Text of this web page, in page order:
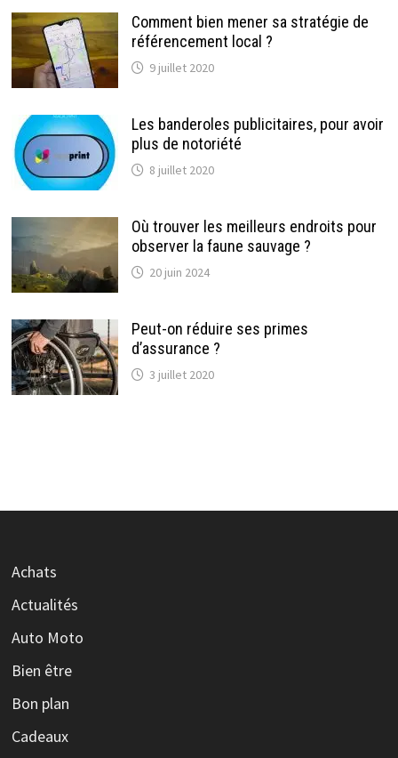
Comment bien mener sa stratégie de
référencement local ?
9 juillet 2020
Les banderoles publicitaires, pour avoir
plus de notoriété
8 juillet 2020
Où trouver les meilleurs endroits pour
observer la faune sauvage ?
20 juin 2024
Peut-on réduire ses primes
d’assurance ?
3 juillet 2020
Achats
Actualités
Auto Moto
Bien être
Bon plan
Cadeaux